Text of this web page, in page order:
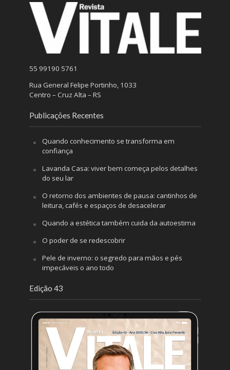
55 99190 5761
Rua General Felipe Portinho, 1033
Centro – Cruz Alta – RS
Publicações Recentes
Quando conhecimento se transforma em
confiança
Lavanda Casa: viver bem começa pelos detalhes
do seu lar
O retorno dos ambientes de pausa: cantinhos de
leitura, cafés e espaços de desacelerar
Quando a estética também cuida da autoestima
O poder de se redescobrir
Pele de inverno: o segredo para mãos e pés
impecáveis o ano todo
Edição 43